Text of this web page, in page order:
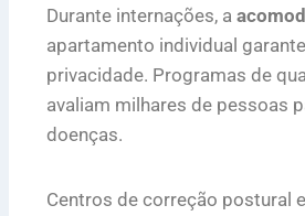
Durante internações, a
apartamento individual
privacidade. Programas de
avaliam milhares de pessoas
doenças.
Centros de correção postural